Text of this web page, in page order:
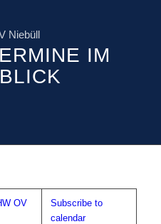
Niebüll
IM
OV
Subscribe to
calendar